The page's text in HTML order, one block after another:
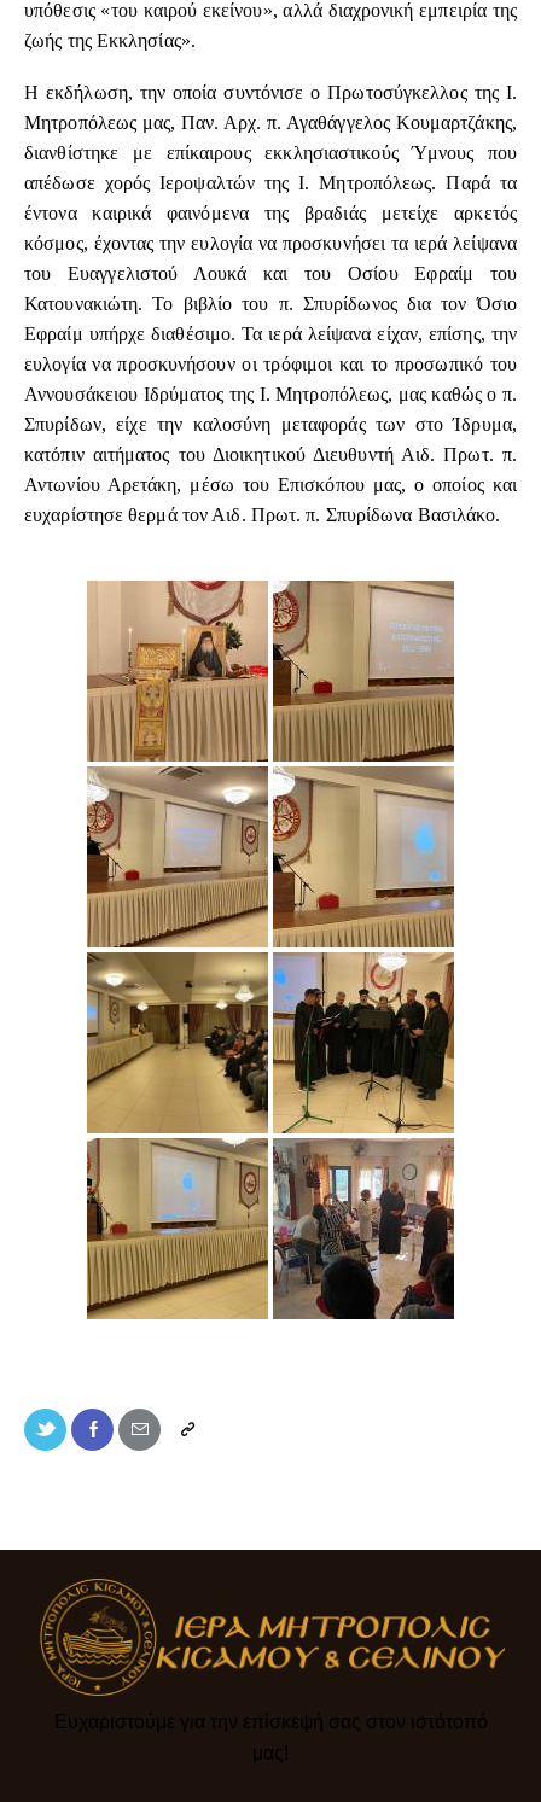
υπόθεσις «του καιρού εκείνου», αλλά διαχρονική εμπειρία της
ζωής της Εκκλησίας».
Η εκδήλωση, την οποία συντόνισε ο Πρωτοσύγκελλος της Ι.
Μητροπόλεως μας, Παν. Αρχ. π. Αγαθάγγελος Κουμαρτζάκης,
διανθίστηκε με επίκαιρους εκκλησιαστικούς Ύμνους που
απέδωσε χορός Ιεροψαλτών της Ι. Μητροπόλεως. Παρά τα
έντονα καιρικά φαινόμενα της βραδιάς μετείχε αρκετός
κόσμος, έχοντας την ευλογία να προσκυνήσει τα ιερά λείψανα
του Ευαγγελιστού Λουκά και του Οσίου Εφραίμ του
Κατουνακιώτη. Το βιβλίο του π. Σπυρίδωνος δια τον Όσιο
Εφραίμ υπήρχε διαθέσιμο. Τα ιερά λείψανα είχαν, επίσης, την
ευλογία να προσκυνήσουν οι τρόφιμοι και το προσωπικό του
Αννουσάκειου Ιδρύματος της Ι. Μητροπόλεως, μας καθώς ο π.
Σπυρίδων, είχε την καλοσύνη μεταφοράς των στο Ίδρυμα,
κατόπιν αιτήματος του Διοικητικού Διευθυντή Αιδ. Πρωτ. π.
Αντωνίου Αρετάκη, μέσω του Επισκόπου μας, ο οποίος και
ευχαρίστησε θερμά τον Αιδ. Πρωτ. π. Σπυρίδωνα Βασιλάκο.
Ευχαριστούμε για την επίσκεψή σας στον ιστότοπό
μας!​